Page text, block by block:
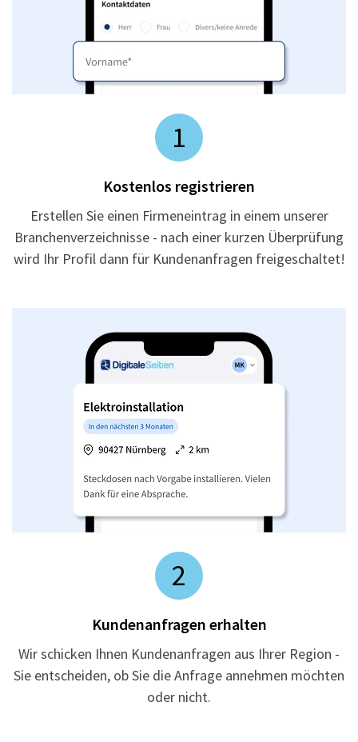
1
Kostenlos registrieren
Erstellen Sie einen Firmeneintrag in einem unserer
Branchenverzeichnisse - nach einer kurzen Überprüfung
wird Ihr Profil dann für Kundenanfragen freigeschaltet!
2
Kundenanfragen erhalten
Wir schicken Ihnen Kundenanfragen aus Ihrer Region -
Sie entscheiden, ob Sie die Anfrage annehmen möchten
oder nicht.